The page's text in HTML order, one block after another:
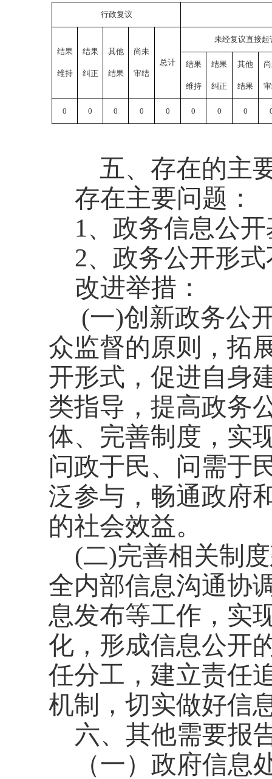
行政复议
结果
维持
结果
纠正
其他
结果
尚未
审结
总计
未经复议直接起
结果
维持
结果
纠正
其他
结果
0 0 0 0 0 0 0 0
五、存在的主
存在主要问题：
1、政务信息公开
2、 政务公开形
改进举措：
(一)创新政务公
众监督的原则，拓
开形式，促进自身
类指导，提高政务
体、完善制度，实
问政于民、问需于
泛参与，畅通政府
的社会效益。
(二)完善相关制
全内部信息沟通协
息发布等工作，实
化，形成信息公开
任分工，建立责任
机制，切实做好信
六、其他需要报
（一）政府信息